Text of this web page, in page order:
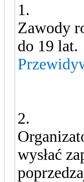
1.
Zawody
do 19 lat.
2.
wysłać